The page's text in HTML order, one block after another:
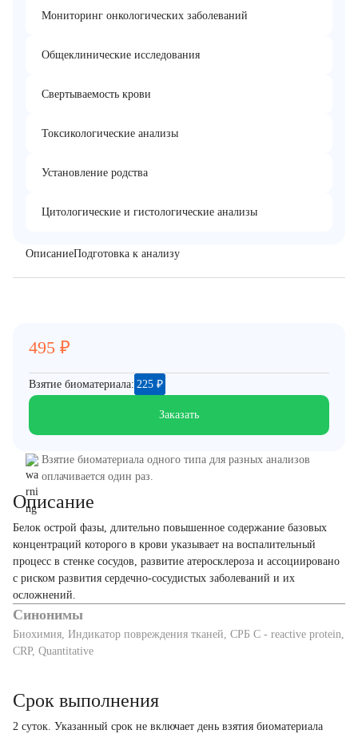
Мониторинг онкологических заболеваний
Общеклинические исследования
Свертываемость крови
Токсикологические анализы
Установление родства
Цитологические и гистологические анализы
ОписаниеПодготовка к анализу
Описание
Белок острой фазы, длительно повышенное содержание базовых
концентраций которого в крови указывает на воспалительный
процесс в стенке сосудов, развитие атеросклероза и ассоциировано
с риском развития сердечно-сосудистых заболеваний и их
осложнений.
Синонимы
Биохимия, Индикатор повреждения тканей, СРБ C - reactive protein,
CRP, Quantitative
495 ₽
Взятие биоматериала: 225 ₽
Заказать
Взятие биоматериала одного типа для разных анализов
оплачивается один раз.
Срок выполнения
2 суток. Указанный срок не включает день взятия биоматериала